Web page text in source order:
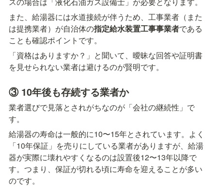
また、給湯器には水道接続が伴うため、工事業者（また
は提携業者）が自治体の指定給水装置工事事業者である
ことも確認ポイントです。
「資格はありますか？」と聞いて、曖昧な回答や証明書
を見せられない業者は避けるのが賢明です。
③ 10年後も存続する業者か
業者選びで見落とされがちなのが「会社の継続性」で
す。
給湯器の寿命は一般的に10〜15年とされています。よく
「10年保証」を売りにしている業者がありますが、給湯
器が実際に壊れやすくなるのは設置後12〜13年以降で
す。つまり、保証が切れる頃に寿命を迎えることが多い
のです。